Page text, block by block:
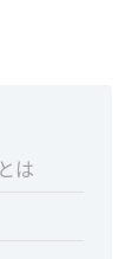
は